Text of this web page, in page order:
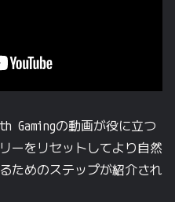
Gamingの動画が役に立つ
ーをリセットしてより自然
ためのステップが紹介され